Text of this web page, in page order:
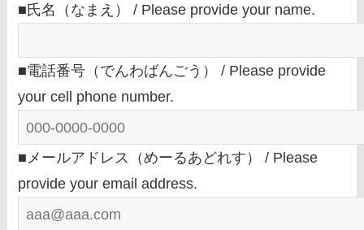
■氏名（なまえ） / Please provide your name.
■電話番号（でんわばんごう） / Please provide
your cell phone number.
■メールアドレス（めーるあどれす） / Please
provide your email address.